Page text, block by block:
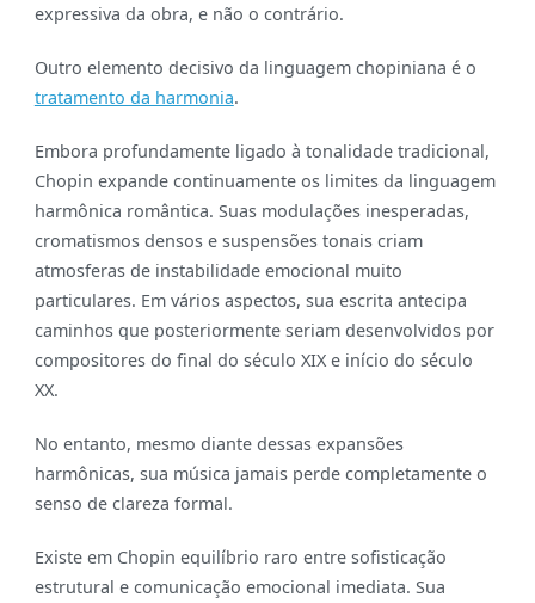
expressiva da obra, e não o contrário.
Outro elemento decisivo da linguagem chopiniana é o
tratamento da harmonia.
Embora profundamente ligado à tonalidade tradicional,
Chopin expande continuamente os limites da linguagem
harmônica romântica. Suas modulações inesperadas,
cromatismos densos e suspensões tonais criam
atmosferas de instabilidade emocional muito
particulares. Em vários aspectos, sua escrita antecipa
caminhos que posteriormente seriam desenvolvidos por
compositores do final do século XIX e início do século
XX.
No entanto, mesmo diante dessas expansões
harmônicas, sua música jamais perde completamente o
senso de clareza formal.
Existe em Chopin equilíbrio raro entre sofisticação
estrutural e comunicação emocional imediata. Sua